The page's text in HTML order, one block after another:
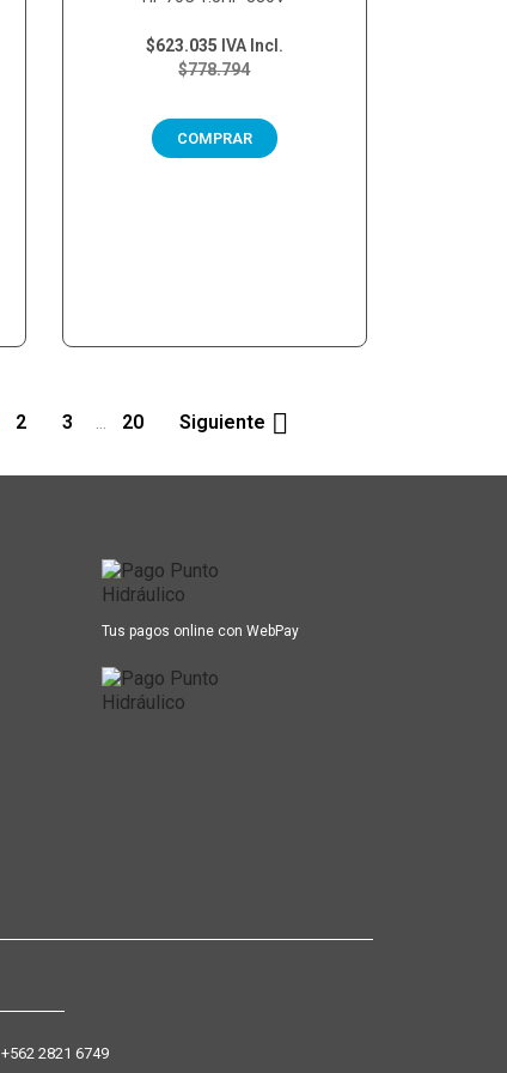
$778.794
$623.035 IVA Incl.
COMPRAR
2 3 … 20 Siguiente 
Tus pagos online con WebPay
+562 2821 6749